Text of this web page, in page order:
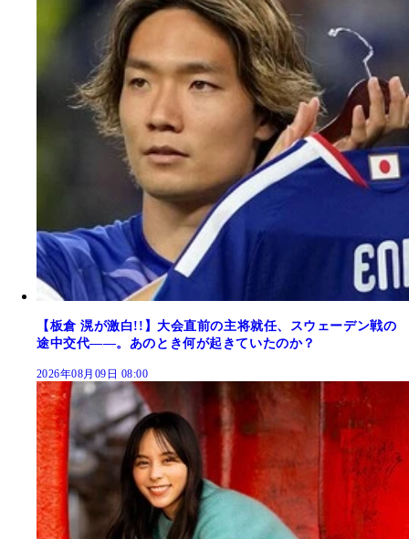
【板倉 滉が激白!!】大会直前の主将就任、スウェーデン戦の
途中交代――。あのとき何が起きていたのか？
2026年08月09日 08:00